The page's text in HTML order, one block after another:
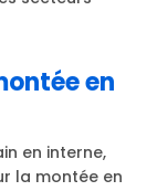
en
en interne,
la montée en